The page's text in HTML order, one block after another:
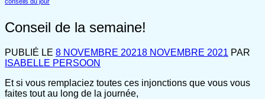
Conseil de la semaine!
PUBLIÉ LE 8 NOVEMBRE 20218 NOVEMBRE 2021 PAR
ISABELLE PERSOON
Et si vous remplaciez toutes ces injonctions que vous vous
faites tout au long de la journée,